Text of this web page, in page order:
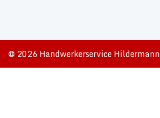
© 2026 Handwerkerservice Hildermann